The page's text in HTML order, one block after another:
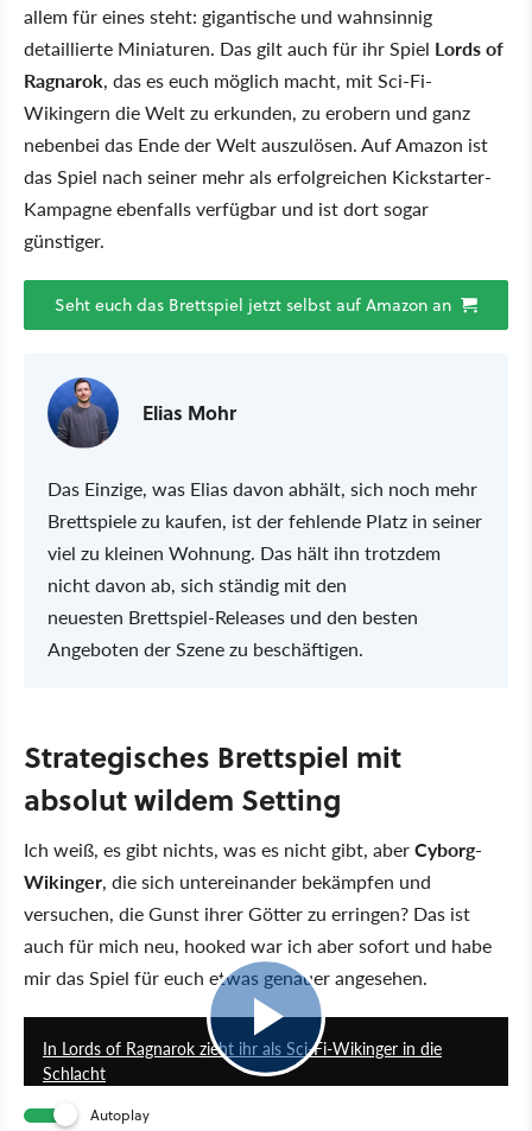
allem für eines steht: gigantische und wahnsinnig
detaillierte Miniaturen. Das gilt auch für ihr Spiel Lords of
Ragnarok, das es euch möglich macht, mit Sci-Fi-
Wikingern die Welt zu erkunden, zu erobern und ganz
nebenbei das Ende der Welt auszulösen. Auf Amazon ist
das Spiel nach seiner mehr als erfolgreichen Kickstarter-
Kampagne ebenfalls verfügbar und ist dort sogar
günstiger.
Seht euch das Brettspiel jetzt selbst auf Amazon an
Elias Mohr
Das Einzige, was Elias davon abhält, sich noch mehr
Brettspiele zu kaufen, ist der fehlende Platz in seiner
viel zu kleinen Wohnung. Das hält ihn trotzdem
nicht davon ab, sich ständig mit den
neuesten Brettspiel-Releases und den besten
Angeboten der Szene zu beschäftigen.
Strategisches Brettspiel mit
absolut wildem Setting
Ich weiß, es gibt nichts, was es nicht gibt, aberCyborg-
Wikinger, die sich untereinander bekämpfen und
versuchen, die Gunst ihrer Götter zu erringen? Das ist
auch für mich neu, hooked war ich aber sofort und habe
mir das Spiel für euch etwas genauer angesehen.
In Lords of Ragnarok zieht ihr als Sci-Fi-Wikinger in die
Schlacht
Autoplay